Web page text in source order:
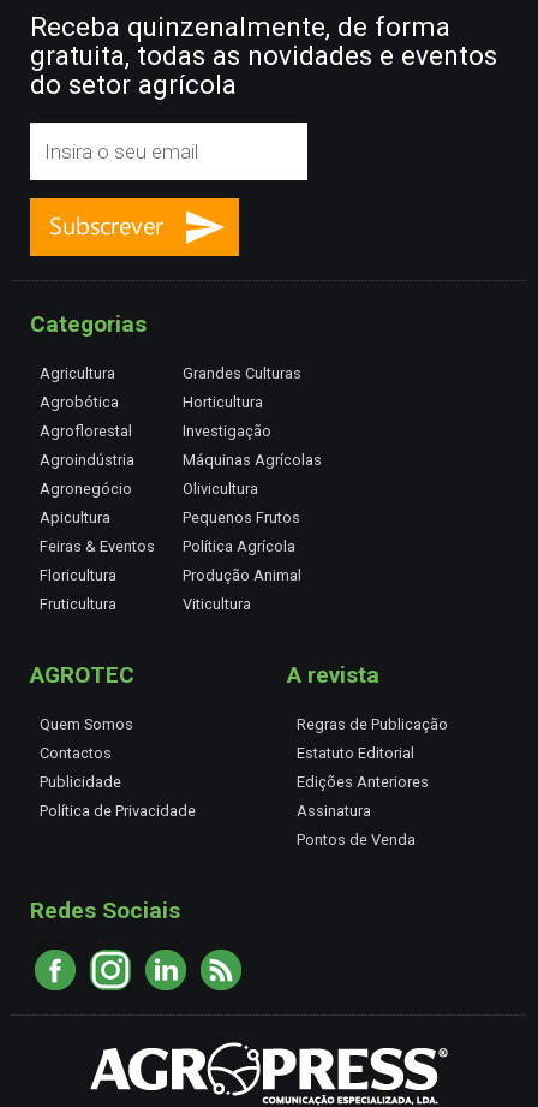
Receba quinzenalmente, de forma
gratuita, todas as novidades e eventos
do setor agrícola
Categorias
Agricultura
Agrobótica
Agroflorestal
Agroindústria
Agronegócio
Apicultura
Feiras & Eventos
Floricultura
Fruticultura
Grandes Culturas
Horticultura
Investigação
Máquinas Agrícolas
Olivicultura
Pequenos Frutos
Política Agrícola
Produção Animal
Viticultura
AGROTEC
Quem Somos
Contactos
Publicidade
Política de Privacidade
A revista
Regras de Publicação
Estatuto Editorial
Edições Anteriores
Assinatura
Pontos de Venda
Redes Sociais